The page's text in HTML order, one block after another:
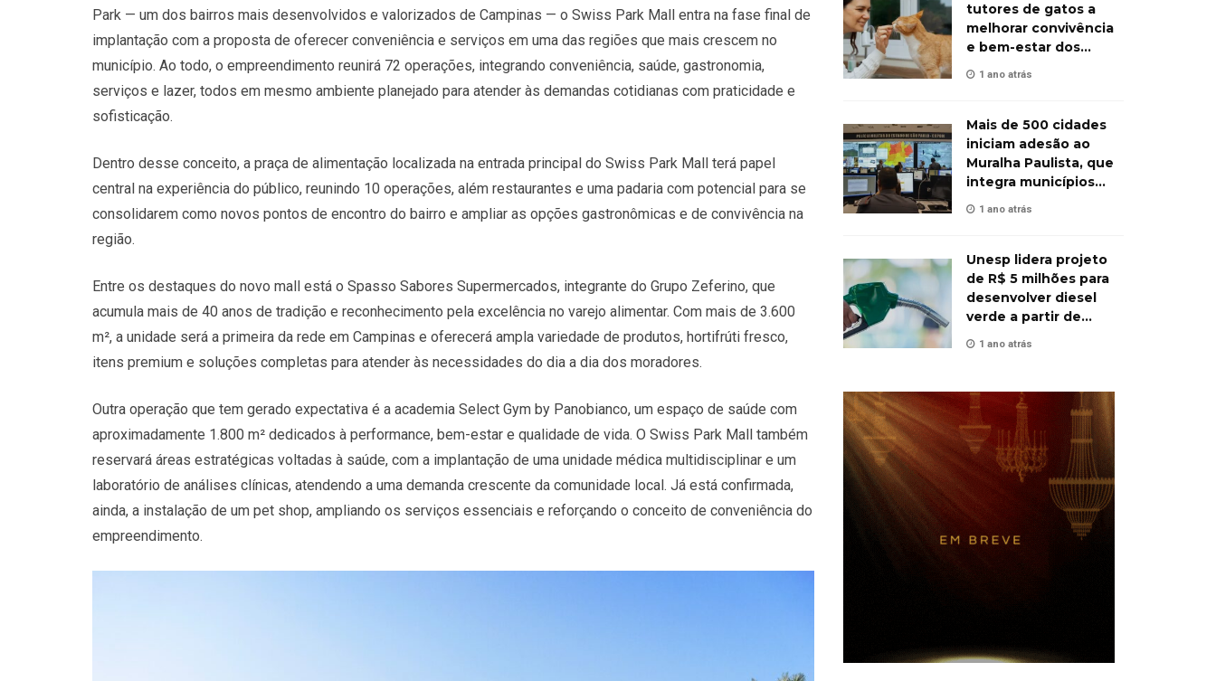
Park — um dos bairros mais desenvolvidos e valorizados de Campinas — o Swiss Park Mall entra na fase final de
implantação com a proposta de oferecer conveniência e serviços em uma das regiões que mais crescem no
município. Ao todo, o empreendimento reunirá 72 operações, integrando conveniência, saúde, gastronomia,
serviços e lazer, todos em mesmo ambiente planejado para atender às demandas cotidianas com praticidade e
sofisticação.
Dentro desse conceito, a praça de alimentação localizada na entrada principal do Swiss Park Mall terá papel
central na experiência do público, reunindo 10 operações, além restaurantes e uma padaria com potencial para se
consolidarem como novos pontos de encontro do bairro e ampliar as opções gastronômicas e de convivência na
região.
Entre os destaques do novo mall está o Spasso Sabores Supermercados, integrante do Grupo Zeferino, que
acumula mais de 40 anos de tradição e reconhecimento pela excelência no varejo alimentar. Com mais de 3.600
m², a unidade será a primeira da rede em Campinas e oferecerá ampla variedade de produtos, hortifrúti fresco,
itens premium e soluções completas para atender às necessidades do dia a dia dos moradores.
Outra operação que tem gerado expectativa é a academia Select Gym by Panobianco, um espaço de saúde com
aproximadamente 1.800 m² dedicados à performance, bem-estar e qualidade de vida. O Swiss Park Mall também
reservará áreas estratégicas voltadas à saúde, com a implantação de uma unidade médica multidisciplinar e um
laboratório de análises clínicas, atendendo a uma demanda crescente da comunidade local. Já está confirmada,
ainda, a instalação de um pet shop, ampliando os serviços essenciais e reforçando o conceito de conveniência do
empreendimento.
tutores de gatos a
melhorar convivência
e bem-estar dos
animais
1 ano atrás
Mais de 500 cidades
iniciam adesão ao
Muralha Paulista, que
integra municípios
contra o crime
1 ano atrás
Unesp lidera projeto
de R$ 5 milhões para
desenvolver diesel
verde a partir de
biomassa
1 ano atrás